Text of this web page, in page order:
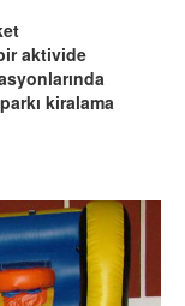
aktivide
kiralama